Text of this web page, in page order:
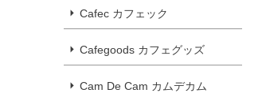
Cafec カフェック
Cafegoods カフェグッズ
Cam De Cam カムデカム